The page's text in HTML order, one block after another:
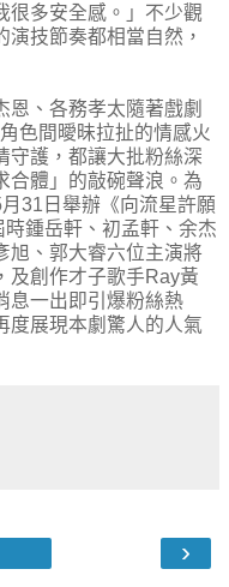
很多安全感。」不少觀
技節奏都相當自然，
恩、各務孝太隨著戲劇
色間曖昧拉扯的情感火
守護，都讓大批粉絲深
合體」的敲碗聲浪。為
31日舉辦《向流星許願
鍾岳軒、初孟軒、余杰
旭、郭大睿六位主演將
及創作才子歌手Ray黃
息一出即引爆粉絲熱
度展現本劇驚人的人氣
›